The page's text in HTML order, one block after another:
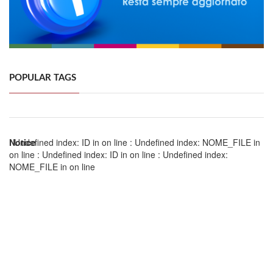
POPULAR TAGS
Notice
: Undefined index: ID in on line : Undefined index: NOME_FILE in
on line : Undefined index: ID in on line : Undefined index:
NOME_FILE in on line